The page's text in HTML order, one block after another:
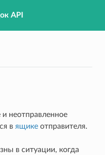
API
неотправленное
в ящикеотправителя.
в ситуации, когда